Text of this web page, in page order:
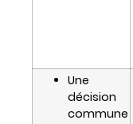
Une
décision
commune